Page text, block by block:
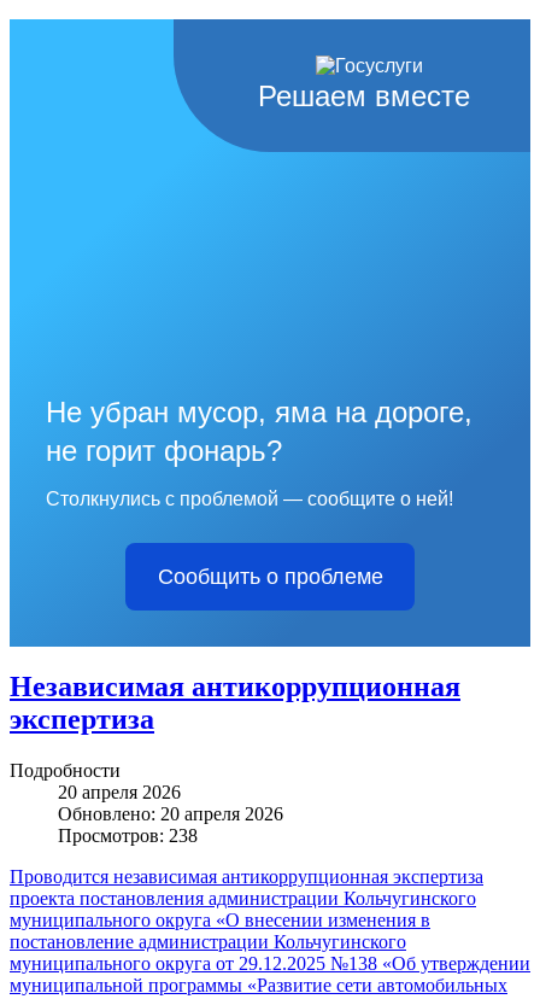
Решаем вместе
Не убран мусор, яма на дороге,
не горит фонарь?
Столкнулись с проблемой — сообщите о ней!
Сообщить о проблеме
Независимая антикоррупционная
экспертиза
Подробности
20 апреля 2026
Обновлено: 20 апреля 2026
Просмотров: 238
Проводится независимая антикоррупционная экспертиза
проекта постановления администрации Кольчугинского
муниципального округа «О внесении изменения в
постановление администрации Кольчугинского
муниципального округа от 29.12.2025 №138 «Об утверждении
муниципальной программы «Развитие сети автомобильных